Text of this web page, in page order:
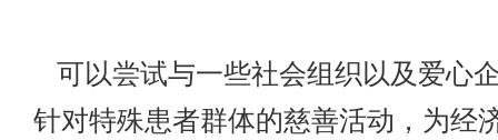
可以尝试与一些社会组织以及爱心
针对特殊患者群体的慈善活动，为经